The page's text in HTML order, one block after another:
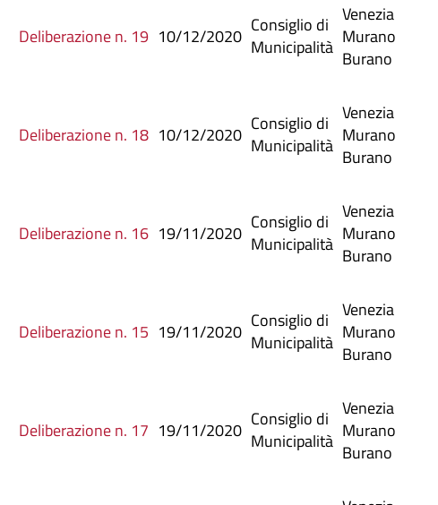
Deliberazione n. 19 10/12/2020 Consiglio di
Municipalità
Venezia
Murano
Burano
Deliberazione n. 18 10/12/2020 Consiglio di
Municipalità
Venezia
Murano
Burano
Deliberazione n. 16 19/11/2020 Consiglio di
Municipalità
Venezia
Murano
Burano
Deliberazione n. 15 19/11/2020 Consiglio di
Municipalità
Venezia
Murano
Burano
Deliberazione n. 17 19/11/2020 Consiglio di
Municipalità
Venezia
Murano
Burano